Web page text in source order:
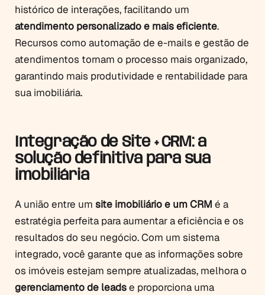
histórico de interações, facilitando um
atendimento personalizado e mais eficiente.
Recursos como automação de e-mails e gestão de
atendimentos tornam o processo mais organizado,
garantindo mais produtividade e rentabilidade para
sua imobiliária.
Integração de Site + CRM: a
solução definitiva para sua
imobiliária
A união entre um site imobiliário e um CRM é a
estratégia perfeita para aumentar a eficiência e os
resultados do seu negócio. Com um sistema
integrado, você garante que as informações sobre
os imóveis estejam sempre atualizadas, melhora o
gerenciamento de leadse proporciona uma